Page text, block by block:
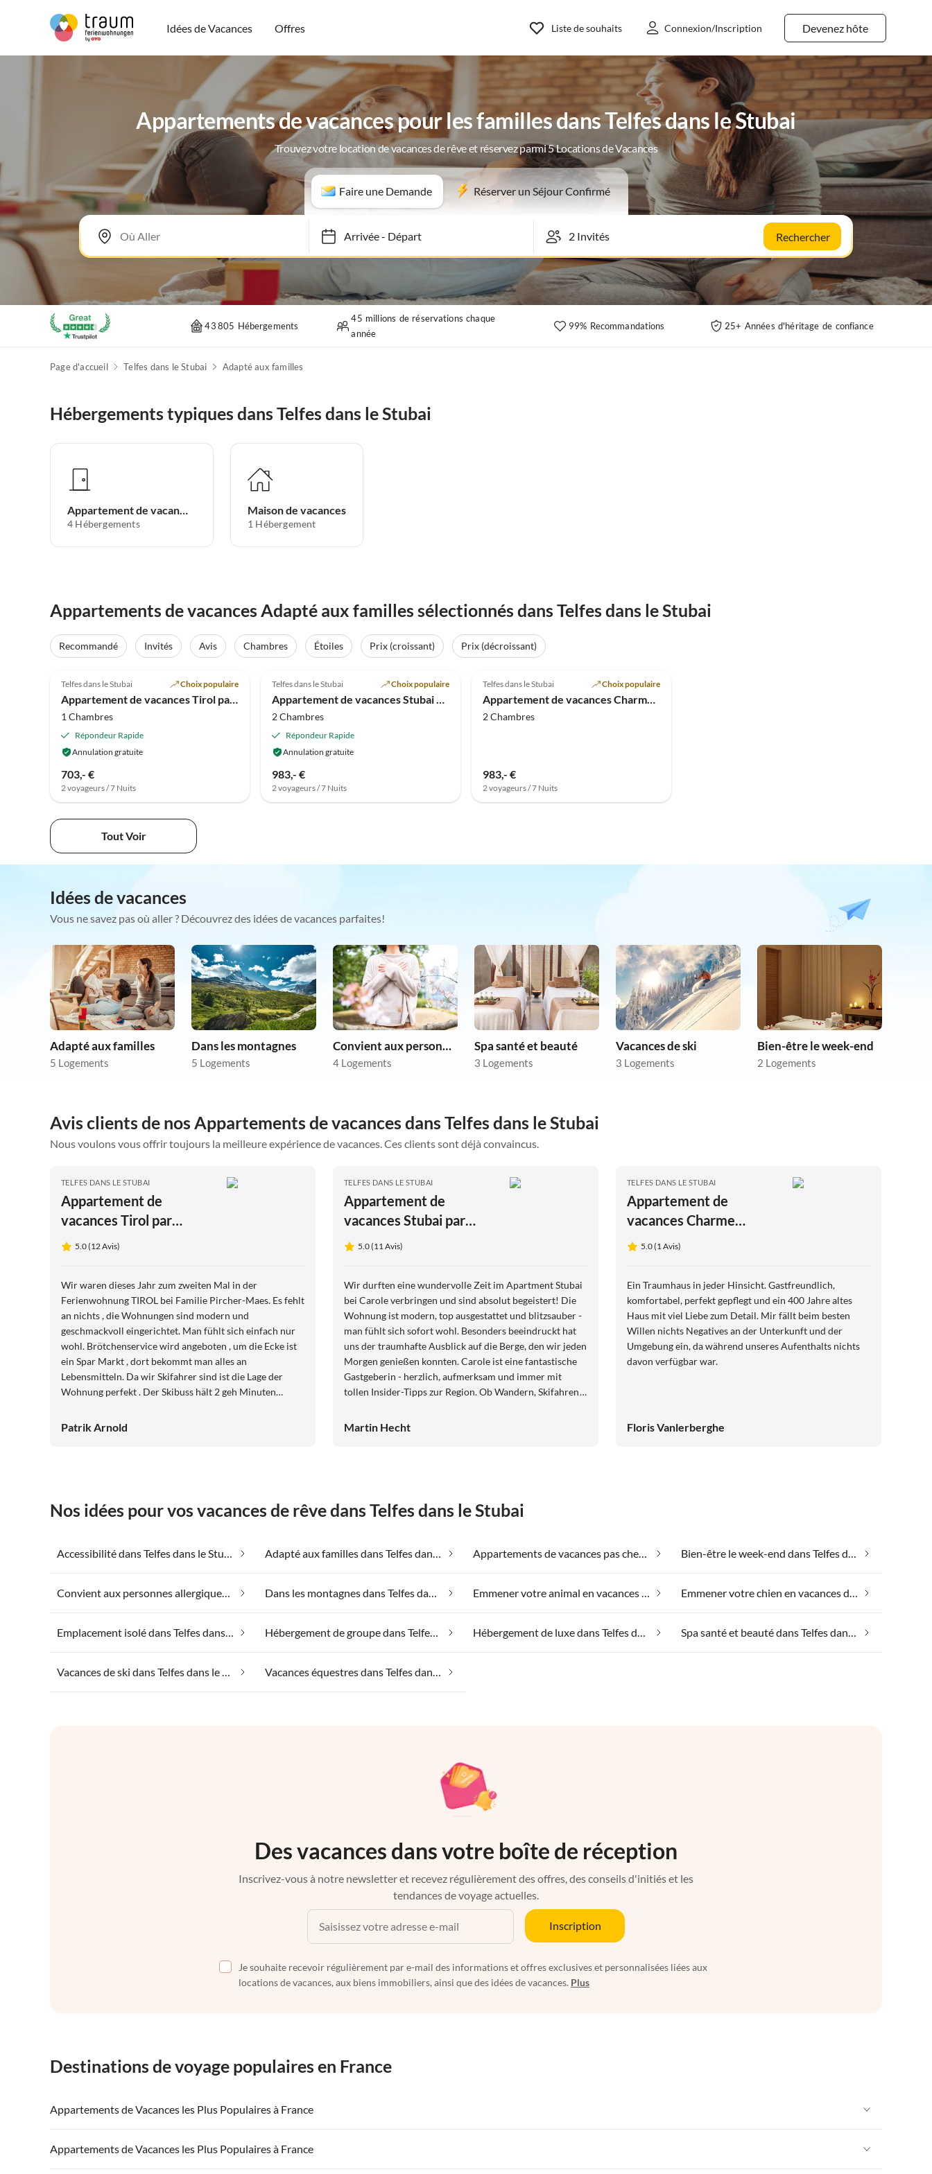
Idées de Vacances Offres Devenez hôte
Liste de souhaits Connexion/Inscription
Appartements de vacances pour les familles dans Telfes dans le Stubai
Trouvez votre location de vacances de rêve et réservez parmi 5 Locations de Vacances
Faire une Demande Réserver un Séjour Confirmé
Arrivée-Départ Rechercher
43 805 Hébergements
45 millions de réservations chaque
année
99% Recommandations 25+ Années d'héritage de confiance
Page d'accueil Telfes dans le Stubai Adapté aux familles
Hébergements typiques dans Telfes dans le Stubai
Appartement de vacances
4 Hébergements
Maison de vacances
1 Hébergement
Appartements de vacances Adapté aux familles sélectionnés dans Telfes dans le Stubai
Recommandé Invités Avis Chambres Étoiles Prix (croissant)
Prix (décroissant)
Telfes dans le Stubai Choix populaire
Appartement de vacances Tirol par Pircher-Maes
1 Chambres
Répondeur Rapide
Annulation gratuite
703,- €
2 voyageurs / 7 Nuits
Meilleure
Annonce
Telfes dans le Stubai Choix populaire
Appartement de vacances Stubai par Pircher-Maes
2 Chambres
Répondeur Rapide
Annulation gratuite
983,- €
2 voyageurs / 7 Nuits
Telfes dans le Stubai Choix populaire
Appartement de vacances Charme tyrolien dans la vallée de Stubai - NOUVEAU !
2 Chambres
983,- €
2 voyageurs / 7 Nuits
Tout Voir
Idées de vacances
Vous ne savez pas où aller ? Découvrez des idées de vacances parfaites!
Adapté aux familles
5 Logements
Dans les montagnes
5 Logements
Convient aux personnes allergiques
4 Logements
Spa santé et beauté
3 Logements
Vacances de ski
3 Logements
Bien-être le week-end
2 Logements
Avis clients de nos Appartements de vacances dans Telfes dans le Stubai
Nous voulons vous offrir toujours la meilleure expérience de vacances. Ces clients sont déjà convaincus.
TELFES DANS LE STUBAI
Appartement de
vacances Tirol par
Pircher-Maes
5.0 (12 Avis)
Wir waren dieses Jahr zum zweiten Mal in der
Ferienwohnung TIROL bei Familie Pircher-Maes. Es fehlt
an nichts , die Wohnungen sind modern und
geschmackvoll eingerichtet. Man fühlt sich einfach nur
wohl. Brötchenservice wird angeboten , um die Ecke ist
ein Spar Markt , dort bekommt man alles an
Lebensmitteln. Da wir Skifahrer sind ist die Lage der
Wohnung perfekt . Der Skibuss hält 2 geh Minuten
Talstation Schlick 2000
Patrik Arnold
TELFES DANS LE STUBAI
Appartement de
vacances Stubai par
Pircher-Maes
5.0 (11 Avis)
Wir durften eine wundervolle Zeit im Apartment Stubai
bei Carole verbringen und sind absolut begeistert! Die
Wohnung ist modern, top ausgestattet und blitzsauber -
man fühlt sich sofort wohl. Besonders beeindruckt hat
uns der traumhafte Ausblick auf die Berge, den wir jeden
Morgen genießen konnten. Carole ist eine fantastische
Gastgeberin - herzlich, aufmerksam und immer mit
tollen Insider-Tipps zur Region. Ob Wandern, Skifahren
Apartments ist perfekt für jede Art von Urlaub. Wir
Martin Hecht
TELFES DANS LE STUBAI
Appartement de
vacances Charme
tyrolien dans la vallée de
5.0 (1 Avis)
Ein Traumhaus in jeder Hinsicht. Gastfreundlich,
komfortabel, perfekt gepflegt und ein 400 Jahre altes
Haus mit viel Liebe zum Detail. Mir fällt beim besten
Willen nichts Negatives an der Unterkunft und der
Umgebung ein, da während unseres Aufenthalts nichts
davon verfügbar war.
Floris Vanlerberghe
Nos idées pour vos vacances de rêve dans Telfes dans le Stubai
Accessibilité dans Telfes dans le Stubai Adapté aux familles dans Telfes dans le Stubai Appartements de vacances pas chers dans Telfes dans le Stubai Bien-être le week-end dans Telfes dans le Stubai
Convient aux personnes allergiques dans Telfes dans le Stubai Dans les montagnes dans Telfes dans le Stubai Emmener votre animal en vacances dans Telfes dans le Stubai Emmener votre chien en vacances dans Telfes dans le Stubai
Emplacement isolé dans Telfes dans le Stubai Hébergement de groupe dans Telfes dans le Stubai Hébergement de luxe dans Telfes dans le Stubai Spa santé et beauté dans Telfes dans le Stubai
Vacances de ski dans Telfes dans le Stubai Vacances équestres dans Telfes dans le Stubai
Des vacances dans votre boîte de réception
Inscrivez-vous à notre newsletter et recevez régulièrement des offres, des conseils d'initiés et les
tendances de voyage actuelles.
Inscription
Je souhaite recevoir régulièrement par e-mail des informations et offres exclusives et personnalisées liées aux
locations de vacances, aux biens immobiliers, ainsi que des idées de vacances. Plus
Destinations de voyage populaires en France
Appartements de Vacances les Plus Populaires à France
Appartements de Vacances à France Appartements de Vacances à Paris-Ile de France
Appartements de Vacances à Côte atlantique Appartements de Vacances à la Normandie Appartements de Vacances à Sud de la France Appartements de Vacances à Provence
Appartements de Vacances les Plus Populaires à France